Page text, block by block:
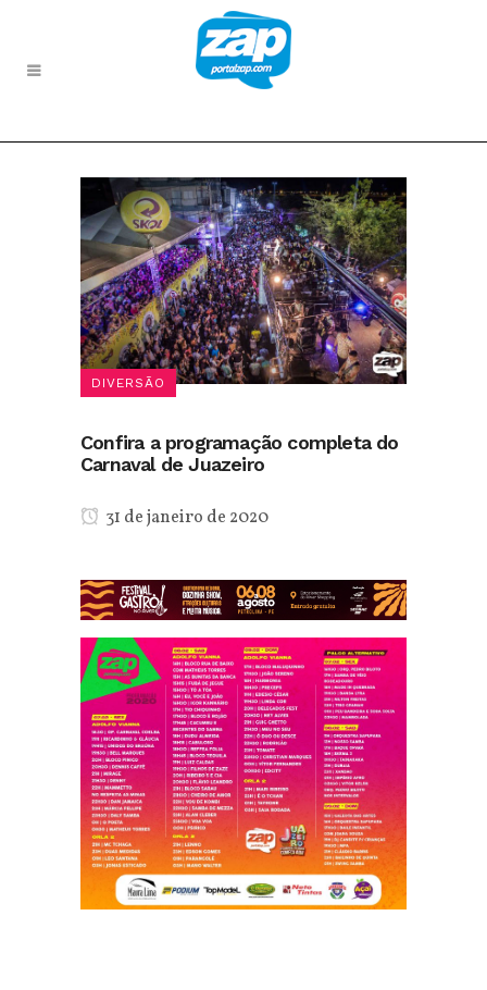
DIVERSÃO
Confira a programação completa do
Carnaval de Juazeiro
31 de janeiro de 2020